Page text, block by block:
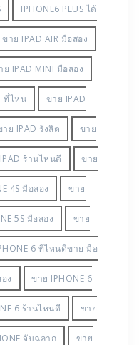
IPHONE6 PLUS ได้
ขาย IPAD AIR มือสอง
ย IPAD MINI มือสอง
ที่ไหน ขาย IPAD
าย IPAD รังสิต ขาย
ร้านไหนดี ขาย
4S มือสอง ขาย
5S มือสอง ขาย
6 ที่ไหนดีขาย มือ
ง ขาย IPHONE 6
6 ร้านไหนดี ขาย
จับฉลาก ขาย